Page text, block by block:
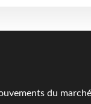
du